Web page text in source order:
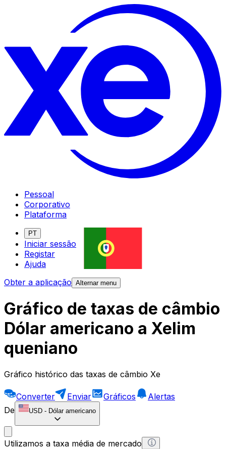
Pessoal
Corporativo
Plataforma
PT
Iniciar sessão
Registar
Ajuda
Obter a aplicação Alternar menu
Gráfico de taxas de câmbio
Dólar americano a Xelim
queniano
Gráfico histórico das taxas de câmbio Xe
Converter Enviar Gráficos
Alertas
De
USD - Dólar americano
Utilizamos a taxa média de mercado